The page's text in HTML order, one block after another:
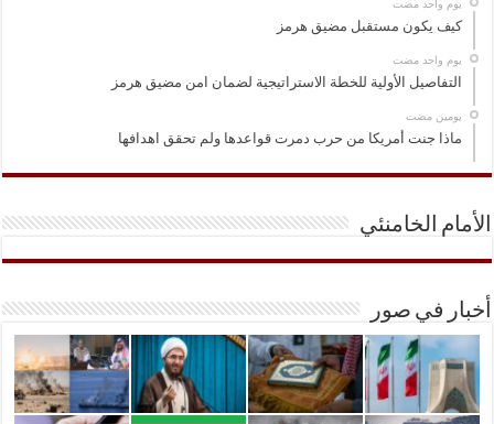
‏يوم واحد مضت
كيف يكون مستقبل مضيق هرمز
‏يوم واحد مضت
التفاصيل الأولية للخطة الاستراتيجية لضمان امن مضيق هرمز
‏يومين مضت
ماذا جنت أمريكا من حرب دمرت قواعدها ولم تحقق اهدافها
الأمام الخامنئي
أخبار في صور